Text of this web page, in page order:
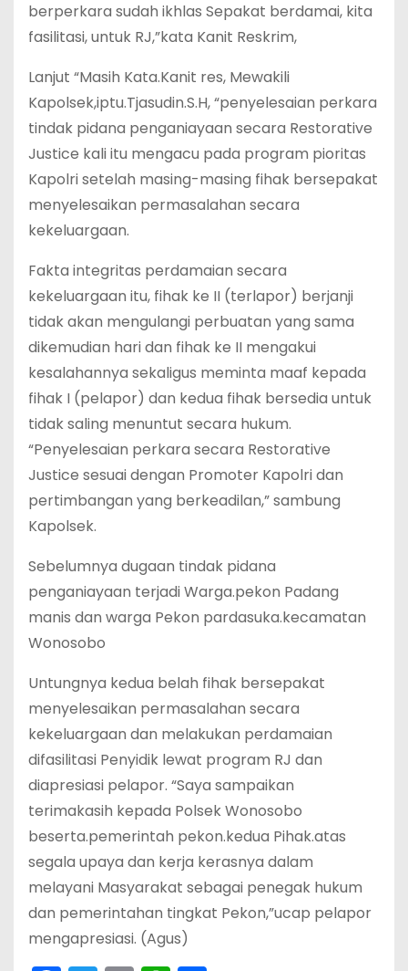
berperkara sudah ikhlas Sepakat berdamai, kita
fasilitasi, untuk RJ,”kata Kanit Reskrim,
Lanjut “Masih Kata.Kanit res, Mewakili
Kapolsek,iptu.Tjasudin.S.H, “penyelesaian perkara
tindak pidana penganiayaan secara Restorative
Justice kali itu mengacu pada program pioritas
Kapolri setelah masing-masing fihak bersepakat
menyelesaikan permasalahan secara
kekeluargaan.
Fakta integritas perdamaian secara
kekeluargaan itu, fihak ke II (terlapor) berjanji
tidak akan mengulangi perbuatan yang sama
dikemudian hari dan fihak ke II mengakui
kesalahannya sekaligus meminta maaf kepada
fihak I (pelapor) dan kedua fihak bersedia untuk
tidak saling menuntut secara hukum.
“Penyelesaian perkara secara Restorative
Justice sesuai dengan Promoter Kapolri dan
pertimbangan yang berkeadilan,” sambung
Kapolsek.
Sebelumnya dugaan tindak pidana
penganiayaan terjadi Warga.pekon Padang
manis dan warga Pekon pardasuka.kecamatan
Wonosobo
Untungnya kedua belah fihak bersepakat
menyelesaikan permasalahan secara
kekeluargaan dan melakukan perdamaian
difasilitasi Penyidik lewat program RJ dan
diapresiasi pelapor. “Saya sampaikan
terimakasih kepada Polsek Wonosobo
beserta.pemerintah pekon.kedua Pihak.atas
segala upaya dan kerja kerasnya dalam
melayani Masyarakat sebagai penegak hukum
dan pemerintahan tingkat Pekon,”ucap pelapor
mengapresiasi. (Agus)